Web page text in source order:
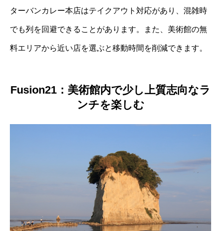
ターバンカレー本店はテイクアウト対応があり、混雑時
でも列を回避できることがあります。また、美術館の無
料エリアから近い店を選ぶと移動時間を削減できます。
Fusion21：美術館内で少し上質志向なラ
ンチを楽しむ